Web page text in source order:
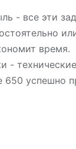
- все эти
время.
-
650 успешно